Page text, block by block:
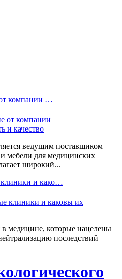
компании …
ведущим поставщиком
мебели для медицинских
широкий...
клиники и како…
медицине, которые нацелены
последствий